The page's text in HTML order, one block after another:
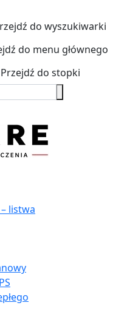
do wyszukiwarki
do menu głównego
Przejdź do stopki
listwa